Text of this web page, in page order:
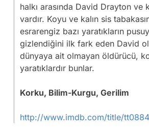
halkı arasında David Drayton
vardır. Koyu ve kalın sis
esrarengiz bazı yaratıkların
gizlendiğini ilk fark eden David
dünyaya ait olmayan öldürücü,
yaratıklardır bunlar.
Korku, Bilim-Kurgu, Gerilim
http://www.imdb.com/title/